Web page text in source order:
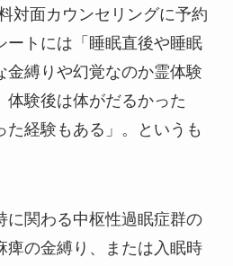
対面カウンセリングに予約
ートには「睡眠直後や睡眠
金縛りや幻覚なのか霊体験
体験後は体がだるかった
た経験もある」。というも
に関わる中枢性過眠症群の
痺の金縛り、または入眠時